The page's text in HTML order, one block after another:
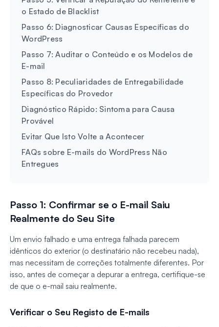
o Estado de Blacklist
Passo 6: Diagnosticar Causas Específicas do
WordPress
Passo 7: Auditar o Conteúdo e os Modelos de
E-mail
Passo 8: Peculiaridades de Entregabilidade
Específicas do Provedor
Diagnóstico Rápido: Sintoma para Causa
Provável
Evitar Que Isto Volte a Acontecer
FAQs sobre E-mails do WordPress Não
Entregues
Passo 1: Confirmar se o E-mail Saiu
Realmente do Seu Site
Um envio falhado e uma entrega falhada parecem
idênticos do exterior (o destinatário não recebeu nada),
mas necessitam de correções totalmente diferentes. Por
isso, antes de começar a depurar a entrega, certifique-se
de que o e-mail saiu realmente.
Verificar o Seu Registo de E-mails